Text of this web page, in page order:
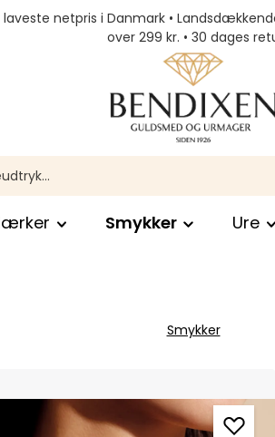
netpris i Danmark •
over 299 kr. • 30 dages
Smykker Ure
Smykker